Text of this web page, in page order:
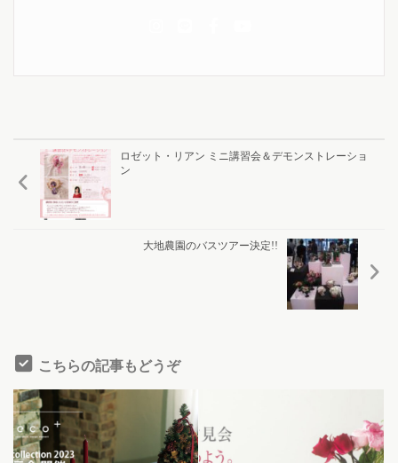
ロゼット・リアン ミニ講習会＆デモンストレーショ
ン
大地農園のバスツアー決定!!
こちらの記事もどうぞ